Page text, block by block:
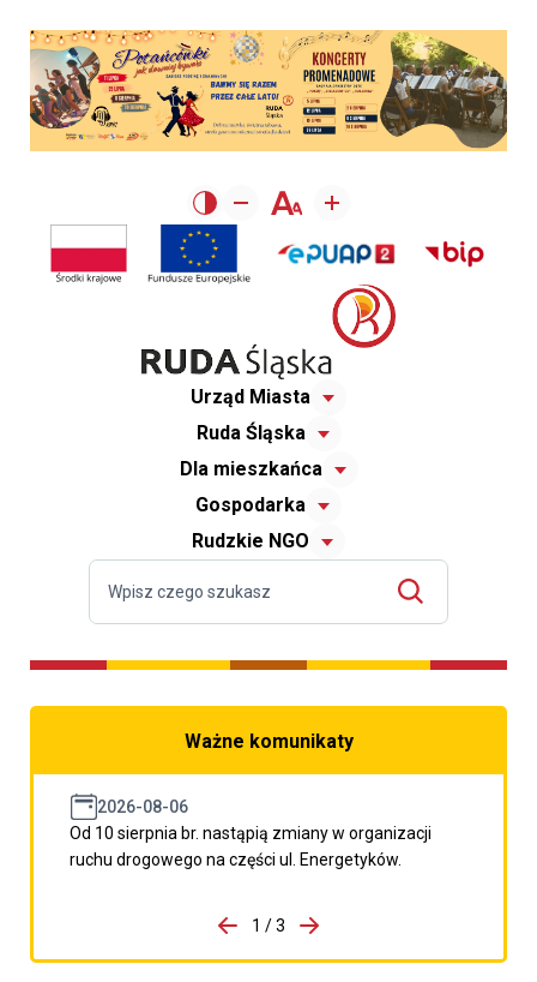
Urząd Miasta
Ruda Śląska
Dla mieszkańca
Gospodarka
Rudzkie NGO
Ważne komunikaty
2026-08-06
Od 10 sierpnia br. nastąpią zmiany w organizacji
ruchu drogowego na części ul. Energetyków.
porzpedniego komunikatu
1 / 3
Przejdź do następnego